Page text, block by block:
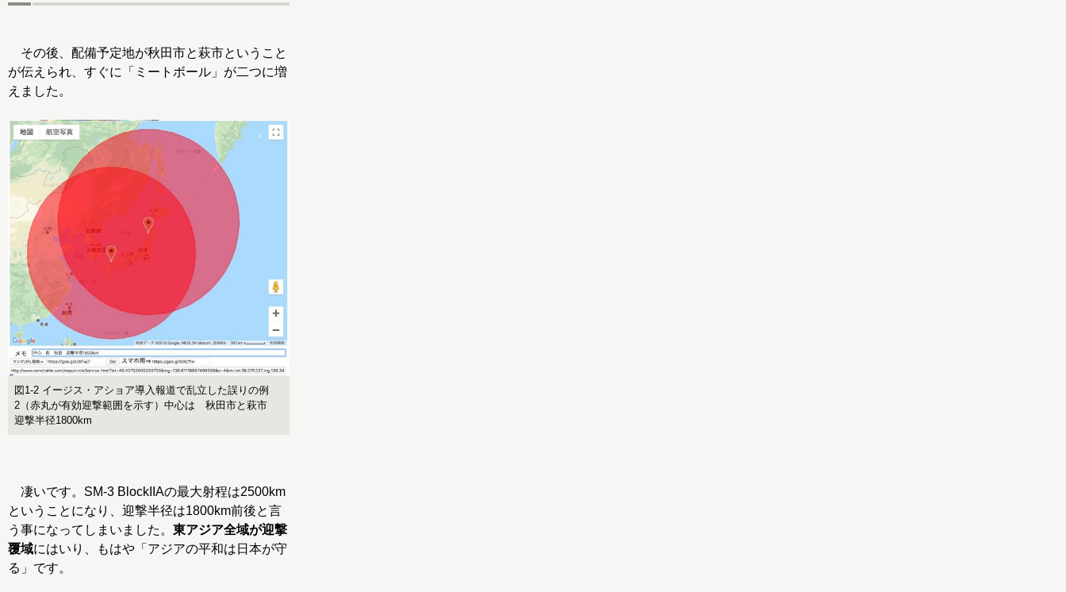
その後、配備予定地が秋田市と萩市ということ
が伝えられ、すぐに「ミートボール」が二つに増
えました。
図1-2 イージス・アショア導入報道で乱立した誤りの例
2（赤丸が有効迎撃範囲を示す）中心は 秋田市と萩市
迎撃半径1800km
凄いです。SM-3 BlockIIAの最大射程は2500km
ということになり、迎撃半径は1800km前後と言
う事になってしまいました。 東アジア全域が迎撃
覆域にはいり、もはや「アジアの平和は日本が守
る」です。